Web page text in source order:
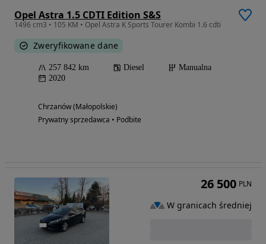
Opel Astra 1.5 CDTI Edition S&S
1496 cm3 • 105 KM • Opel Astra K Sports Tourer Kombi 1.6 cdti
Zweryfikowane dane
257 842 km Diesel
Manualna
2020
Chrzanów (Małopolskie)
Prywatny sprzedawca • Podbite
26 500 PLN
W granicach średniej